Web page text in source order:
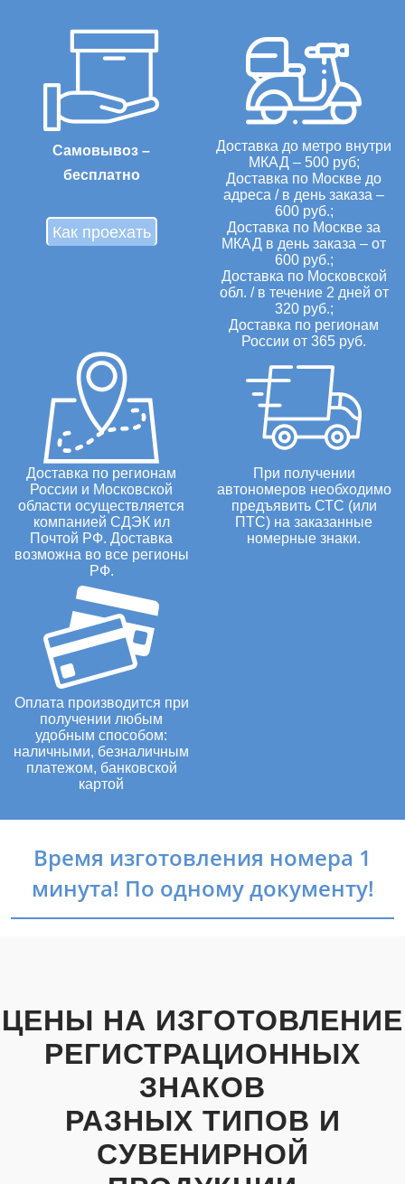
Самовывоз –
бесплатно
Как проехать
Доставка до метро внутри
МКАД – 500 руб;
Доставка по Москве до
адреса / в день заказа –
600 руб.;
Доставка по Москве за
МКАД в день заказа – от
600 руб.;
Доставка по Московской
обл. / в течение 2 дней от
320 руб.;
Доставка по регионам
России от 365 руб.
Доставка по регионам
России и Московской
области осуществляется
компанией СДЭК ил
Почтой РФ. Доставка
возможна во все регионы
РФ.
При получении
автономеров необходимо
предъявить СТС (или
ПТС) на заказанные
номерные знаки.
Оплата производится при
получении любым
удобным способом:
наличными, безналичным
платежом, банковской
картой
Время изготовления номера 1
минута! По одному документу!
ЦЕНЫ НА ИЗГОТОВЛЕНИЕ
РЕГИСТРАЦИОННЫХ
ЗНАКОВ
РАЗНЫХ ТИПОВ И
СУВЕНИРНОЙ